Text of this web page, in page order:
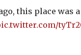
this place was